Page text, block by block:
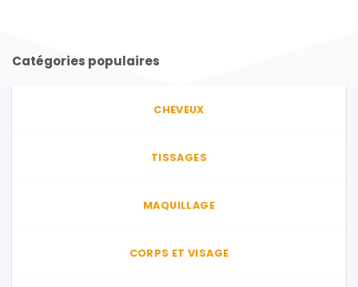
peuvent
page
Catégories populaires
CHEVEUX
TISSAGES
MAQUILLAGE
CORPS ET VISAGE